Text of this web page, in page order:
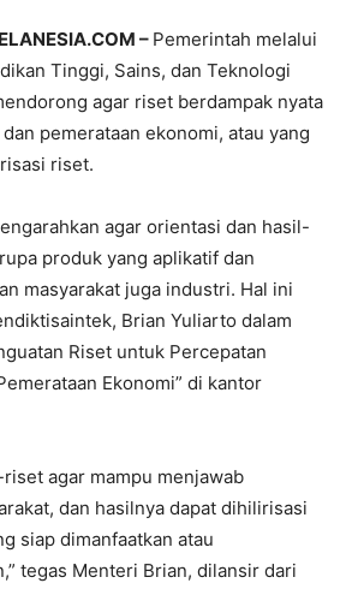
– Pemerintah melalui
Tinggi, Sains, dan Teknologi
agar riset berdampak nyata
pemerataan ekonomi, atau yang
riset.
agar orientasi dan hasil-
produk yang aplikatif dan
masyarakat juga industri. Hal ini
Brian Yuliarto dalam
Riset untuk Percepatan
Ekonomi” di kantor
agar mampu menjawab
dan hasilnya dapat dihilirisasi
siap dimanfaatkan atau
tegas Menteri Brian, dilansir dari